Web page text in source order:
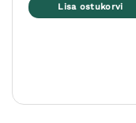
Lisa ostukorvi